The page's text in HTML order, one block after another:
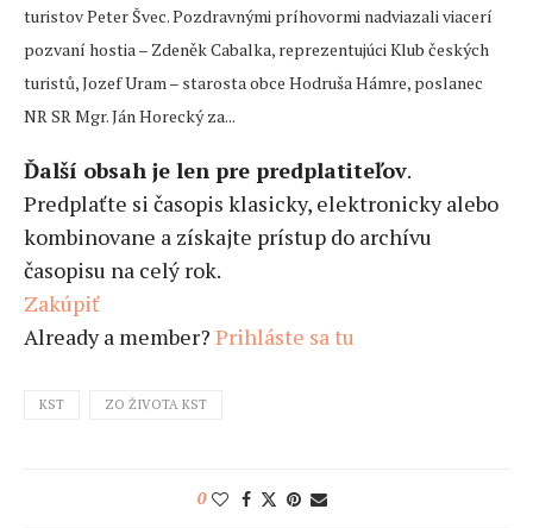
turistov Peter Švec. Pozdravnými príhovormi nadviazali viacerí
pozvaní hostia – Zdeněk Cabalka, reprezentujúci Klub českých
turistů, Jozef Uram – starosta obce Hodruša Hámre, poslanec
NR SR Mgr. Ján Horecký za...
Ďalší obsah je len pre predplatiteľov.
Predplaťte si časopis klasicky, elektronicky alebo
kombinovane a získajte prístup do archívu
časopisu na celý rok.
Zakúpiť
Already a member? Prihláste sa tu
KST ZO ŽIVOTA KST
0